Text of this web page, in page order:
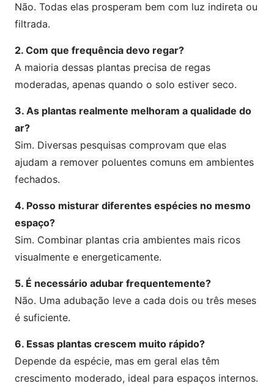
Não. Todas elas prosperam bem com luz indireta ou
filtrada.
2. Com que frequência devo regar?
A maioria dessas plantas precisa de regas
moderadas, apenas quando o solo estiver seco.
3. As plantas realmente melhoram a qualidade do
ar?
Sim. Diversas pesquisas comprovam que elas
ajudam a remover poluentes comuns em ambientes
fechados.
4. Posso misturar diferentes espécies no mesmo
espaço?
Sim. Combinar plantas cria ambientes mais ricos
visualmente e energeticamente.
5. É necessário adubar frequentemente?
Não. Uma adubação leve a cada dois ou três meses
é suficiente.
6. Essas plantas crescem muito rápido?
Depende da espécie, mas em geral elas têm
crescimento moderado, ideal para espaços internos.